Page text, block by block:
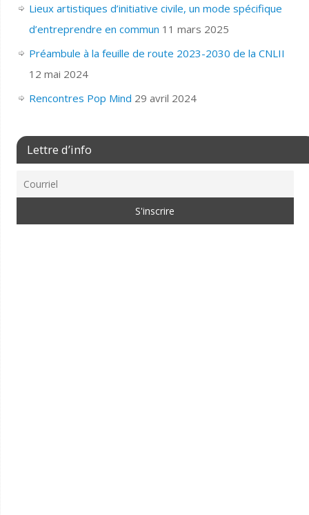
Lieux artistiques d’initiative civile, un mode spécifique
d’entreprendre en commun 11 mars 2025
Préambule à la feuille de route 2023-2030 de la CNLII
12 mai 2024
Rencontres Pop Mind 29 avril 2024
Lettre d’info